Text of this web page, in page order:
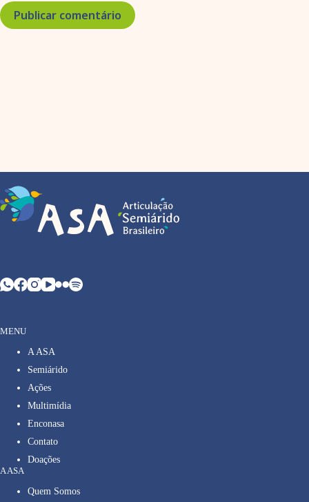
Publicar comentário
MENU
A ASA
Semiárido
Ações
Multimídia
Enconasa
Contato
Doações
A ASA
Quem Somos